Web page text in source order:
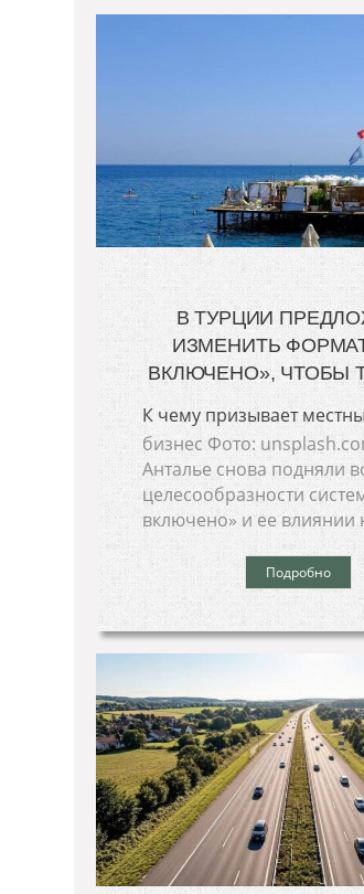
В ТУРЦИИ
ИЗМЕНИТЬ
ВКЛЮЧЕНО», ЧТОБЫ
К чему призывает
бизнес Фото:
Анталье снова подняли
целесообразности
включено» и ее влиянии
Подробно